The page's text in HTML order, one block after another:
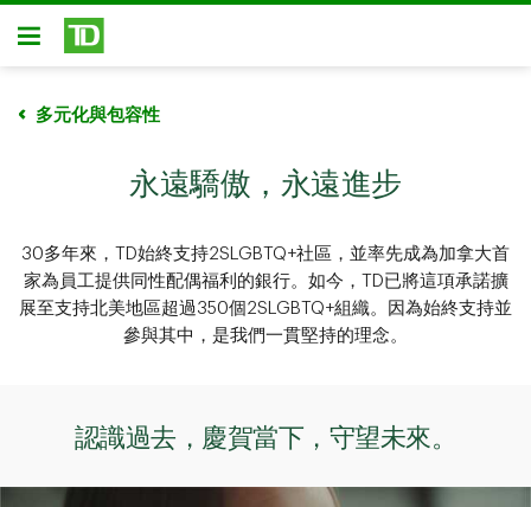
略過進入主要內容
開放式房屋貸款
多元化與包容性
永遠驕傲，永遠進步
30多年來，TD始終支持2SLGBTQ+社區，並率先成為加拿大首
家為員工提供同性配偶福利的銀行。如今，TD已將這項承諾擴
展至支持北美地區超過350個2SLGBTQ+組織。因為始終支持並
參與其中，是我們一貫堅持的理念。
認識過去，慶賀當下，守望未來。